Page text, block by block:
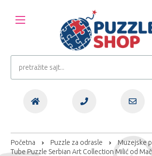
Početna Puzzle za odrasle Muzejske
Tube Puzzle Serbian Art Collection Milić od